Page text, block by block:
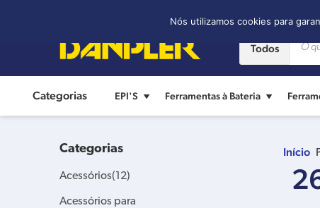
Todos
Categorias EPI'S Ferramentas à Bateria
Início
Categorias
Acessórios(12)
Acessórios para
Nós utilizamos cookies para